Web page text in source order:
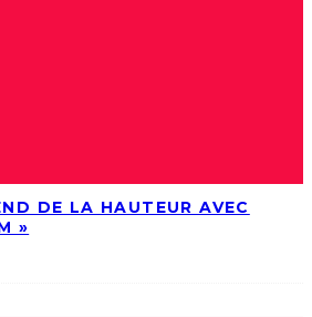
DE LA HAUTEUR AVEC
»